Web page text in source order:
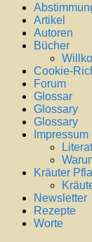
Artikel
Autoren
Bücher
Cookie-
Forum
Glossar
Glossary
Glossary
Impressum
Kräuter
Newsletter
Rezepte
Worte